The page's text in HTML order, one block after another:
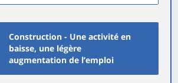
Construction - Une activité en
baisse, une légère
augmentation de l’emploi